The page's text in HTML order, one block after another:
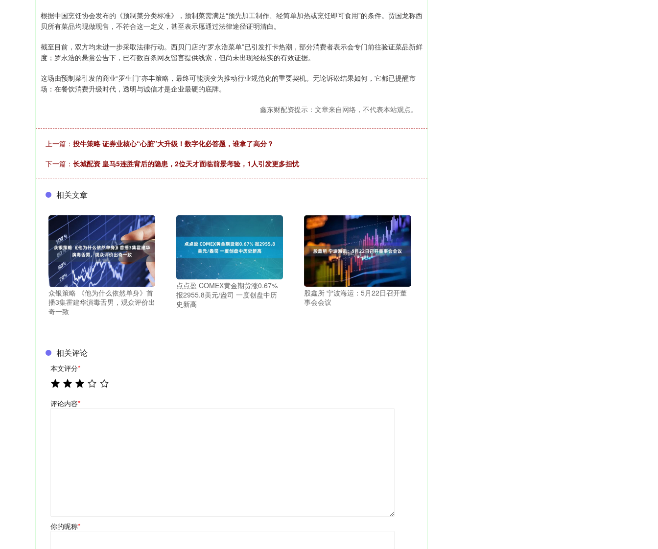
根据中国烹饪协会发布的《预制菜分类标准》，预制菜需满足“预先加工制作、经简单加热或烹饪即可食用”的条件。贾国龙称西
贝所有菜品均现做现售，不符合这一定义，甚至表示愿通过法律途径证明清白。
截至目前，双方均未进一步采取法律行动。西贝门店的“罗永浩菜单”已引发打卡热潮，部分消费者表示会专门前往验证菜品新鲜
度；罗永浩的悬赏公告下，已有数百条网友留言提供线索，但尚未出现经核实的有效证据。
这场由预制菜引发的商业“罗生门”亦丰策略，最终可能演变为推动行业规范化的重要契机。无论诉讼结果如何，它都已提醒市
场：在餐饮消费升级时代，透明与诚信才是企业最硬的底牌。
鑫东财配资提示：文章来自网络，不代表本站观点。
上一篇： 投牛策略 证券业核心“心脏”大升级！数字化必答题，谁拿了高分？
下一篇： 长城配资 皇马5连胜背后的隐患，2位天才面临前景考验，1人引发更多担忧
相关文章
众银策略 《他为什么依然单身》首
播3集霍建华演毒舌男，观众评价出
奇一致
点点盈 COMEX黄金期货涨0.67%
报2955.8美元/盎司 一度创盘中历
史新高
股鑫所 宁波海运：5月22日召开董
事会会议
相关评论
本文评分*
评论内容*
你的昵称*